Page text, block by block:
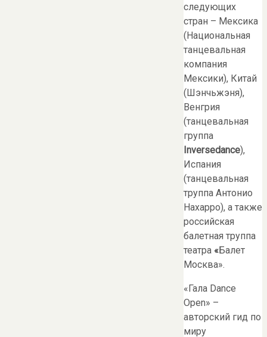
следующих
стран – Мексика
(Национальная
танцевальная
компания
Мексики), Китай
(Шэнчьжэня),
Венгрия
(танцевальная
группа
Inversedance),
Испания
(танцевальная
труппа Антонио
Нахарро), а также
российская
балетная труппа
театра «Балет
Москва».
«Гала Dance
Open» –
авторский гид по
миру